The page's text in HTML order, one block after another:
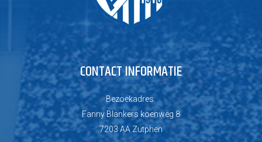
CONTACT INFORMATIE
Bezoekadres:
Fanny Blankers koenweg 8
7203 AA Zutphen